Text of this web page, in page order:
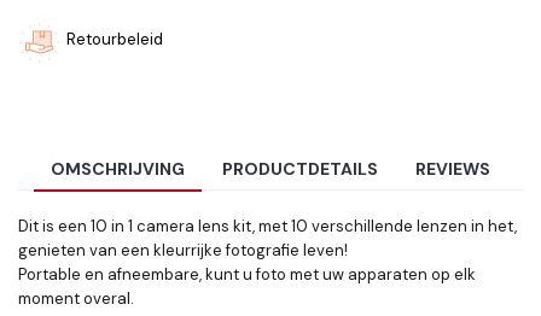
Retourbeleid
OMSCHRIJVING PRODUCTDETAILS REVIEWS
Dit is een 10 in 1 camera lens kit, met 10 verschillende lenzen in het,
genieten van een kleurrijke fotografie leven!
Portable en afneembare, kunt u foto met uw apparaten op elk
moment overal.